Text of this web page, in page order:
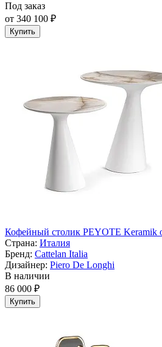
Под заказ
от 340 100 ₽
Купить
Кофейный столик PEYOTE Keramik
Страна: Италия
Бренд: Cattelan Italia
Дизайнер: Piero De Longhi
В наличии
86 000 ₽
Купить